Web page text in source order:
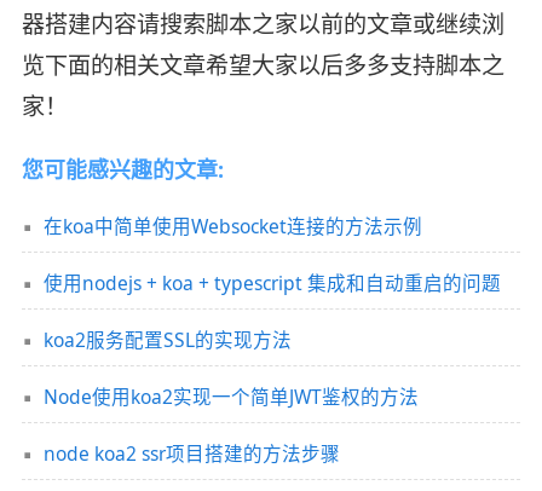
器搭建内容请搜索脚本之家以前的文章或继续浏
览下面的相关文章希望大家以后多多支持脚本之
家！
您可能感兴趣的文章:
在koa中简单使用Websocket连接的方法示例
使用nodejs + koa + typescript 集成和自动重启的问题
koa2服务配置SSL的实现方法
Node使用koa2实现一个简单JWT鉴权的方法
node koa2 ssr项目搭建的方法步骤